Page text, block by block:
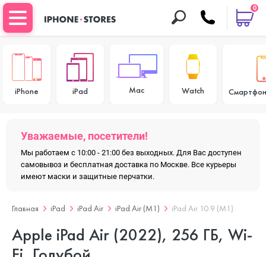
0
iPhone iPad Mac Watch
Уважаемые, посетители!
Мы работаем с 10:00 - 21:00 без выходных. Для Вас доступен
самовывоз и бесплатная доставка по Москве. Все курьеры
имеют маски и защитные перчатки.
Главная iPad iPad Air iPad Air (M1) iPad Air 10.9 (M1)
Apple iPad Air (2022), 256 ГБ, Wi-